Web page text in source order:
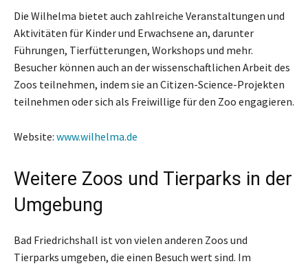
Die Wilhelma bietet auch zahlreiche Veranstaltungen und
Aktivitäten für Kinder und Erwachsene an, darunter
Führungen, Tierfütterungen, Workshops und mehr.
Besucher können auch an der wissenschaftlichen Arbeit des
Zoos teilnehmen, indem sie an Citizen-Science-Projekten
teilnehmen oder sich als Freiwillige für den Zoo engagieren.
Website: www.wilhelma.de
Weitere Zoos und Tierparks in der
Umgebung
Bad Friedrichshall ist von vielen anderen Zoos und
Tierparks umgeben, die einen Besuch wert sind. Im